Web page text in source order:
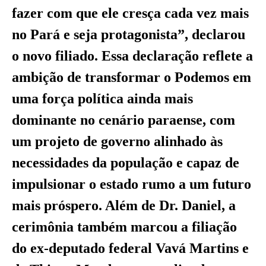
fazer com que ele cresça cada vez mais
no Pará e seja protagonista”, declarou
o novo filiado. Essa declaração reflete a
ambição de transformar o Podemos em
uma força política ainda mais
dominante no cenário paraense, com
um projeto de governo alinhado às
necessidades da população e capaz de
impulsionar o estado rumo a um futuro
mais próspero. Além de Dr. Daniel, a
cerimônia também marcou a filiação
do ex-deputado federal Vavá Martins e